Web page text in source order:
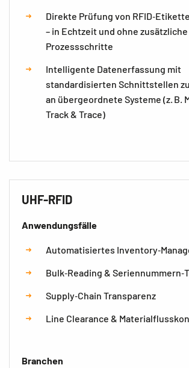
Direkte Prüfung von
– in Echtzeit und ohne zusätzliche
Prozessschritte
Intelligente Datenerfassung mit
standardisierten Schnittstellen
an übergeordnete Systeme (z. B.
Track & Trace)
UHF-RFID
Anwendungsfälle
Automatisiertes
Bulk‑Reading &
Supply‑Chain Transparenz
Line Clearance &
Branchen